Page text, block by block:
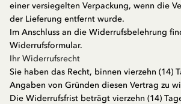
einer versiegelten Verpackung, wenn die
der Lieferung entfernt wurde.
Im Anschluss an die Widerrufsbelehrung
Widerrufsformular.
Ihr Widerrufsrecht
Sie haben das Recht, binnen vierzehn (14)
Angaben von Gründen diesen Vertrag zu
Die Widerrufsfrist beträgt vierzehn (14)